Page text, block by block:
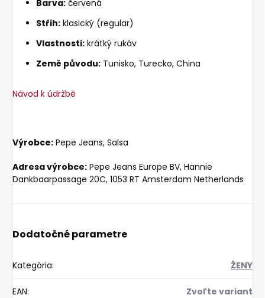
Barva: červená
Střih: klasický (regular)
Vlastnosti: krátký rukáv
Země původu: Tunisko, Turecko, China
Návod k údržbě
Výrobce: Pepe Jeans, Salsa
Adresa výrobce: Pepe Jeans Europe BV, Hannie
Dankbaarpassage 20C, 1053 RT Amsterdam Netherlands
Dodatočné parametre
Kategória: ŽENY
EAN: Zvoľte variant